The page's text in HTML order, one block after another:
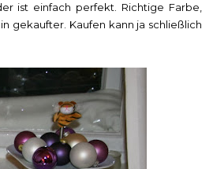
ist einfach perfekt. Richtige Farbe,
gekaufter. Kaufen kann ja schließlich